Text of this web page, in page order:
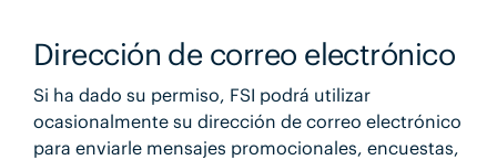
Dirección de correo electrónico
Si ha dado su permiso, FSI podrá utilizar
ocasionalmente su dirección de correo electrónico
para enviarle mensajes promocionales, encuestas,